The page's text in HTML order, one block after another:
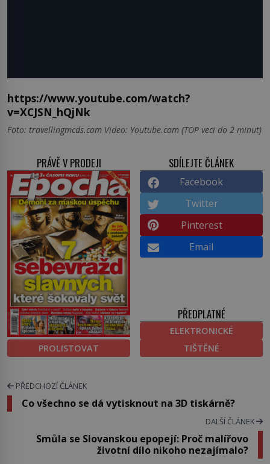
https://www.youtube.com/watch?
v=XCJSN_hQjNk
Foto: travellingmcds.com Video: Youtube.com (TOP veci do 2 minut)
PRÁVĚ V PRODEJI
PROLISTOVAT
SDÍLEJTE ČLÁNEK
Facebook
Twitter
Pinterest
Email
PŘEDPLATNÉ
ELEKTRONICKÉ
TIŠTĚNÉ
PŘEDCHOZÍ ČLÁNEK
Co všechno se dá vytisknout na 3D tiskárně?
DALŠÍ ČLÁNEK
Smůla se Slovanskou epopejí: Proč malířovo
životní dílo nikoho nezajímalo?